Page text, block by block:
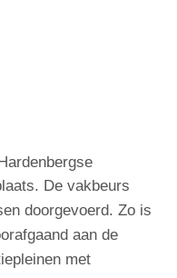
De vakbeurs
doorgevoerd. Zo is
aan de
met